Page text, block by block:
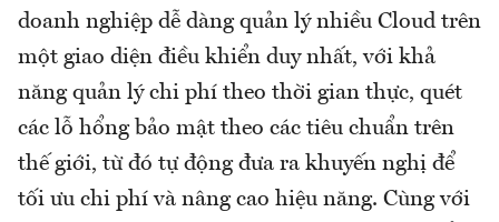
doanh nghiệp dễ dàng quản lý nhiều Cloud trên
một giao diện điều khiển duy nhất, với khả
năng quản lý chi phí theo thời gian thực, quét
các lỗ hổng bảo mật theo các tiêu chuẩn trên
thế giới, từ đó tự động đưa ra khuyến nghị để
tối ưu chi phí và nâng cao hiệu năng. Cùng với